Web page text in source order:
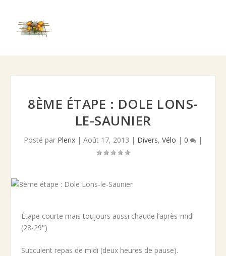
8ÈME ÉTAPE : DOLE LONS-
LE-SAUNIER
Posté par Plerix | Août 17, 2013 | Divers, Vélo | 0 |
Étape courte mais toujours aussi chaude l’après-midi
(28-29°)
Succulent repas de midi (deux heures de pause).